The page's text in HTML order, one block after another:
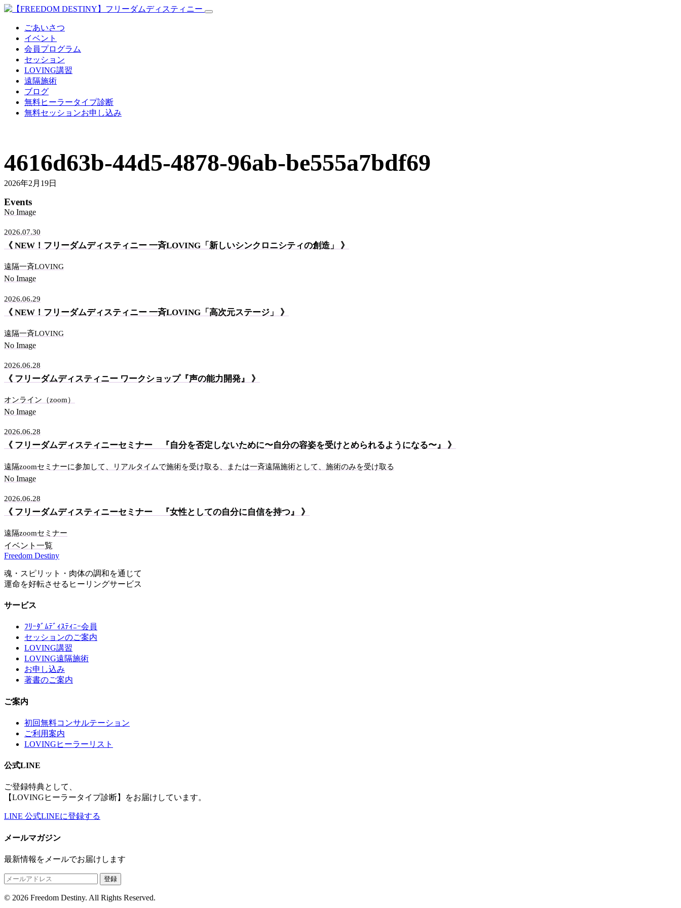
ごあいさつ
イベント
会員プログラム
セッション
LOVING講習
遠隔施術
ブログ
無料ヒーラータイプ診断
無料セッションお申し込み
4616d63b-44d5-4878-96ab-be555a7bdf69
2026年2月19日
Events
No Image
2026.07.30
《 NEW！フリーダムディスティニー 一斉LOVING「新しいシンクロニシティの創造」 》
遠隔一斉LOVING
No Image
2026.06.29
《 NEW！フリーダムディスティニー 一斉LOVING「高次元ステージ」 》
遠隔一斉LOVING
No Image
2026.06.28
《 フリーダムディスティニー ワークショップ『声の能力開発』 》
オンライン（zoom）
No Image
2026.06.28
《 フリーダムディスティニーセミナー 『自分を否定しないために〜自分の容姿を受けとめられるようになる〜』 》
遠隔zoomセミナーに参加して、リアルタイムで施術を受け取る、または一斉遠隔施術として、施術のみを受け取る
No Image
2026.06.28
《 フリーダムディスティニーセミナー 『女性としての自分に自信を持つ』 》
遠隔zoomセミナー
イベント一覧
Freedom Destiny
魂・スピリット・肉体の調和を通じて
運命を好転させるヒーリングサービス
サービス
ﾌﾘｰﾀﾞﾑﾃﾞｨｽﾃｨﾆｰ会員
セッションのご案内
LOVING講習
LOVING遠隔施術
お申し込み
著書のご案内
ご案内
初回無料コンサルテーション
ご利用案内
LOVINGヒーラーリスト
公式LINE
ご登録特典として、
【LOVINGヒーラータイプ診断】をお届けしています。
LINE 公式LINEに登録する
メールマガジン
最新情報をメールでお届けします
登録
© 2026 Freedom Destiny. All Rights Reserved.